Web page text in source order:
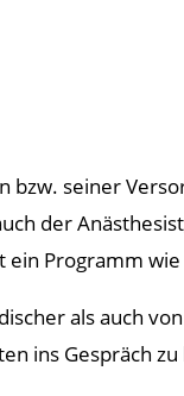
bzw. seiner
der
Programm
als auch
ins Gespräch